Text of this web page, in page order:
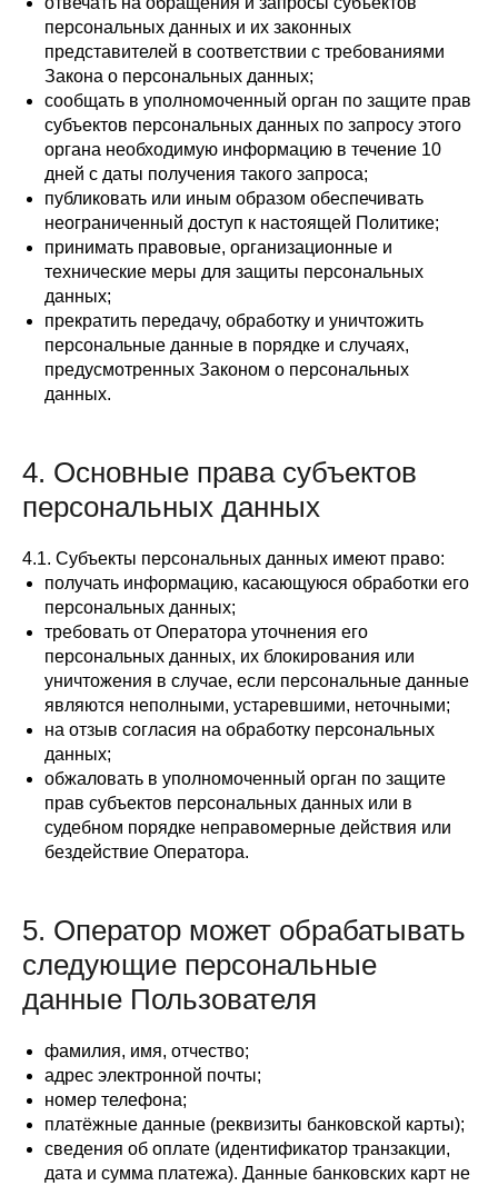
персональных данных и их законных
представителей в соответствии с требованиями
Закона о персональных данных;
сообщать в уполномоченный орган по защите прав
субъектов персональных данных по запросу этого
органа необходимую информацию в течение 10
дней с даты получения такого запроса;
публиковать или иным образом обеспечивать
неограниченный доступ к настоящей Политике;
принимать правовые, организационные и
технические меры для защиты персональных
данных;
прекратить передачу, обработку и уничтожить
персональные данные в порядке и случаях,
предусмотренных Законом о персональных
данных.
4. Основные права субъектов
персональных данных
4.1. Субъекты персональных данных имеют право:
получать информацию, касающуюся обработки его
персональных данных;
требовать от Оператора уточнения его
персональных данных, их блокирования или
уничтожения в случае, если персональные данные
являются неполными, устаревшими, неточными;
на отзыв согласия на обработку персональных
данных;
обжаловать в уполномоченный орган по защите
прав субъектов персональных данных или в
судебном порядке неправомерные действия или
бездействие Оператора.
5. Оператор может обрабатывать
следующие персональные
данные Пользователя
фамилия, имя, отчество;
адрес электронной почты;
номер телефона;
платёжные данные (реквизиты банковской карты);
сведения об оплате (идентификатор транзакции,
дата и сумма платежа). Данные банковских карт не